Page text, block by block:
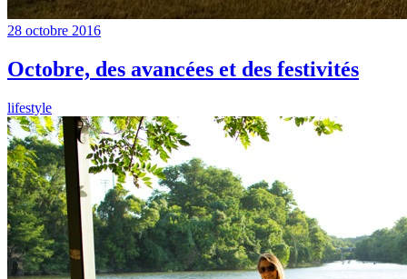
28 octobre 2016
Octobre, des avancées et des festivités
lifestyle